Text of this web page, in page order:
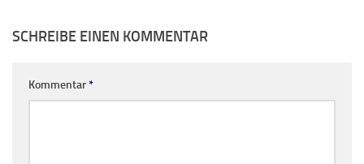
SCHREIBE EINEN KOMMENTAR
Kommentar*